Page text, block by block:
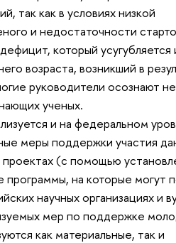
так как в условиях низкой
и недостаточности
который усугубляется
возраста, возникший в
руководители осознают
ученых.
и на федеральном
меры поддержки участия
(с помощью
на которые могут
научных организациях и
мер по поддержке
как материальные, так и